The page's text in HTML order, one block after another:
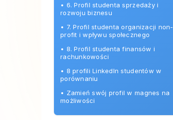
• 6. Profil studenta sprzedaży i
rozwoju biznesu
• 7. Profil studenta organizacji non-
profit i wpływu społecznego
• 8. Profil studenta finansów i
rachunkowości
• 8 profili LinkedIn studentów w
porównaniu
• Zamień swój profil w magnes na
możliwości